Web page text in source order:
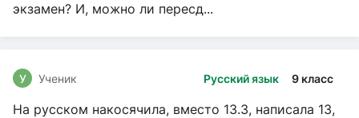
экзамен? И, можно ли пересд...
Русский язык 9 класс
У Ученик
На русском накосячила, вместо 13.3, написала 13,